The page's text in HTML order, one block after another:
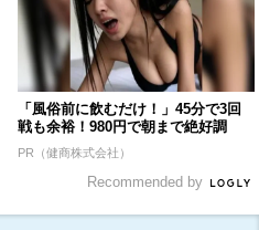
「風俗前に飲むだけ！」45分で3回
戦も余裕！980円で朝まで絶好調
PR（健商株式会社）
Recommended by